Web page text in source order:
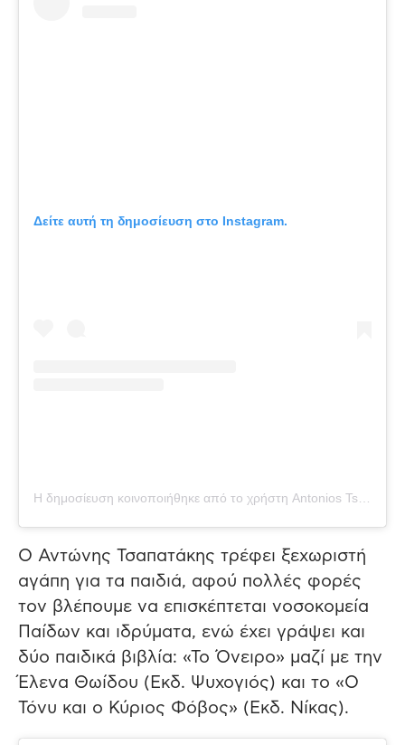
Δείτε αυτή τη δημοσίευση στο Instagram.
Ο Αντώνης Τσαπατάκης τρέφει ξεχωριστή
αγάπη για τα παιδιά, αφού πολλές φορές
τον βλέπουμε να επισκέπτεται νοσοκομεία
Παίδων και ιδρύματα, ενώ έχει γράψει και
δύο παιδικά βιβλία: «Το Όνειρο» μαζί με την
Έλενα Θωίδου (Εκδ. Ψυχογιός) και το «Ο
Τόνυ και ο Κύριος Φόβος» (Εκδ. Νίκας).